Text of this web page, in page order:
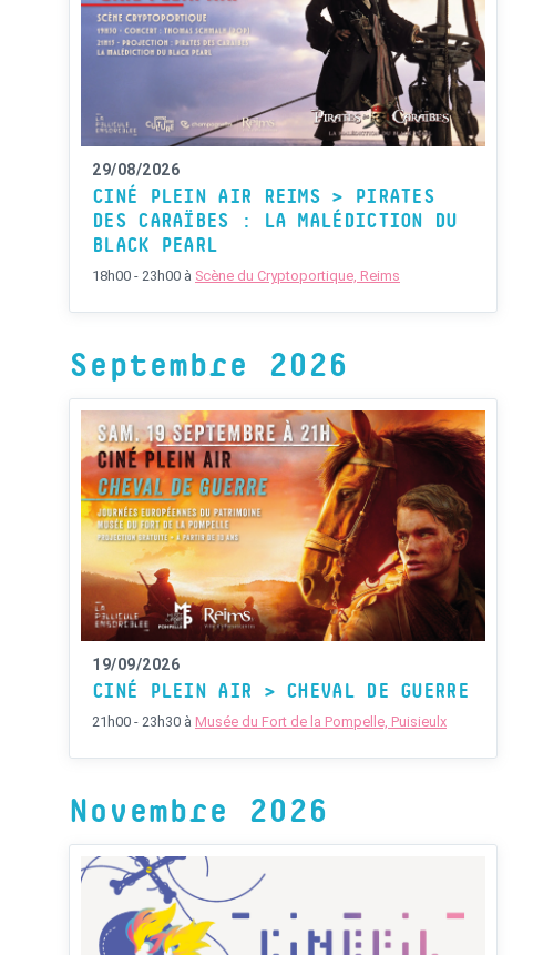
29/08/2026
CINÉ PLEIN AIR REIMS > PIRATES
DES CARAÏBES : LA MALÉDICTION DU
BLACK PEARL
18h00 - 23h00 à Scène du Cryptoportique, Reims
Septembre 2026
19/09/2026
CINÉ PLEIN AIR > CHEVAL DE GUERRE
21h00 - 23h30 à Musée du Fort de la Pompelle, Puisieulx
Novembre 2026